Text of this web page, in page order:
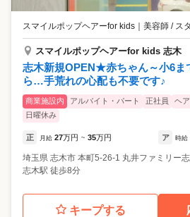
スマイルポップヘアーfor kids ｜ 美容師 / ス
スマイルポップヘアーfor kids 志木
志木新規OPEN★赤ちゃん～小6ま
ら…手荒れの心配も不要です♪
商業施設内 アルバイト・パート 正社員 ヘ
日曜休み
正 月給 27万円 ~ 35万円 ア 時給
埼玉県 志木市 本町5-26-1 丸井ファミリー
志木駅 徒歩8分
キープする